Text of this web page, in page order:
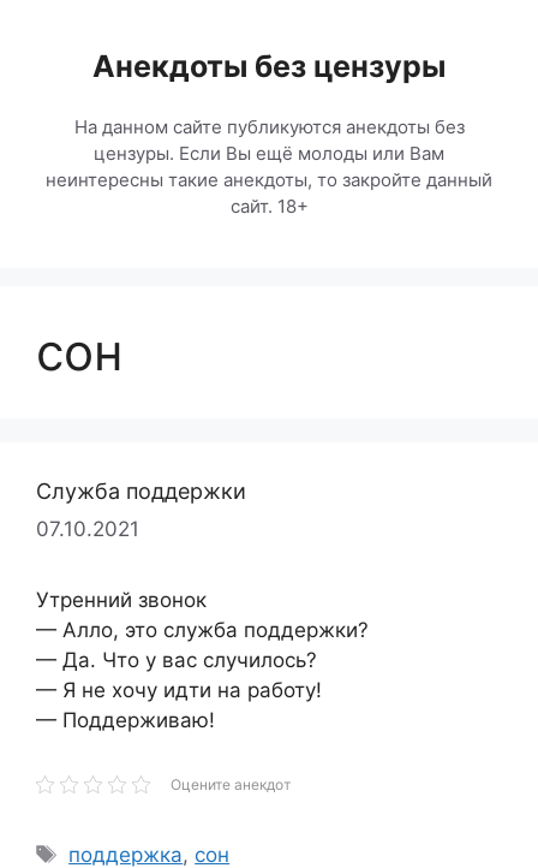
содержимомуАнекдоты без цензуры
На данном сайте публикуются анекдоты без
цензуры. Если Вы ещё молоды или Вам
неинтересны такие анекдоты, то закройте данный
сайт. 18+
сон
Служба поддержки
07.10.2021
Утренний звонок
— Алло, это служба поддержки?
— Да. Что у вас случилось?
— Я не хочу идти на работу!
— Поддерживаю!
Оцените анекдот
Метки
поддержка, сон